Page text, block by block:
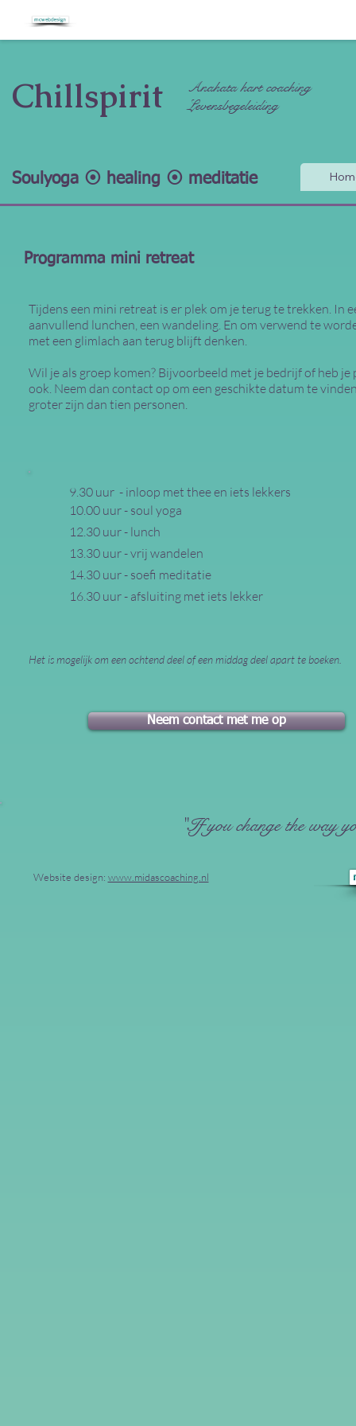
Chillspirit
Anahata hart coaching
Levensbegeleiding
Soulyoga ⦿ healing ⦿ meditatie
Programma mini retreat
Tijdens een mini retreat is er plek om je terug te trekken. In
aanvullend lunchen, een wandeling. En om verwend te
met een glimlach aan terug blijft denken.
Wil je als groep komen? Bijvoorbeeld met je bedrijf of heb
ook. Neem dan contact op om een geschikte datum te
groter zijn dan tien personen.
9.30 uur - inloop met thee en iets lekkers
10.00 uur - soul yoga
12.30 uur - lunch
13.30 uur - vrij wandelen
14.30 uur - soefi meditatie
16.30 uur - afsluiting met iets lekker​
Het is mogelijk om een ochtend deel of een middag deel apart te boeken.
Neem contact met me op
"If you change the way
Website design: www.midascoaching.nl